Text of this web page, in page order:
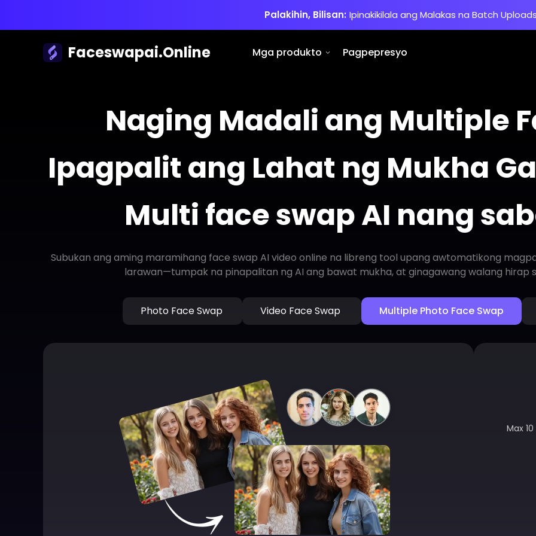
Palakihin, Bilisan: Ipinakikilala ang Malakas na Batch
Faceswapai.Online Mga produkto Pagpepresyo
Naging Madali ang Multiple
Ipagpalit ang Lahat ng Mukha
Multi face swap AI nang
Subukan ang aming maramihang face swap AI video online na libreng tool upang awtomatikong
larawan—tumpak na pinapalitan ng AI ang bawat mukha, at ginagawang walang hirap
Photo Face Swap Video Face Swap Multiple Photo Face Swap
Max